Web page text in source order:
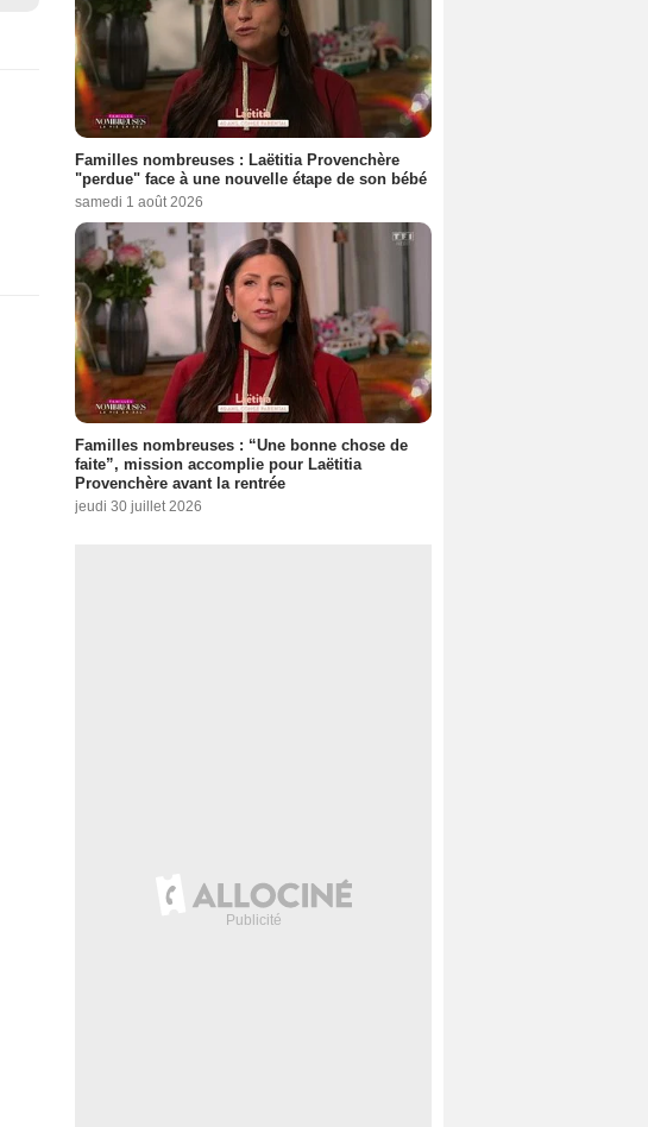
Familles nombreuses : Laëtitia Provenchère
"perdue" face à une nouvelle étape de son bébé
samedi 1 août 2026
Familles nombreuses : “Une bonne chose de
faite”, mission accomplie pour Laëtitia
Provenchère avant la rentrée
jeudi 30 juillet 2026